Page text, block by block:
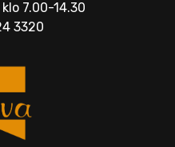
7.00-14.30
3320